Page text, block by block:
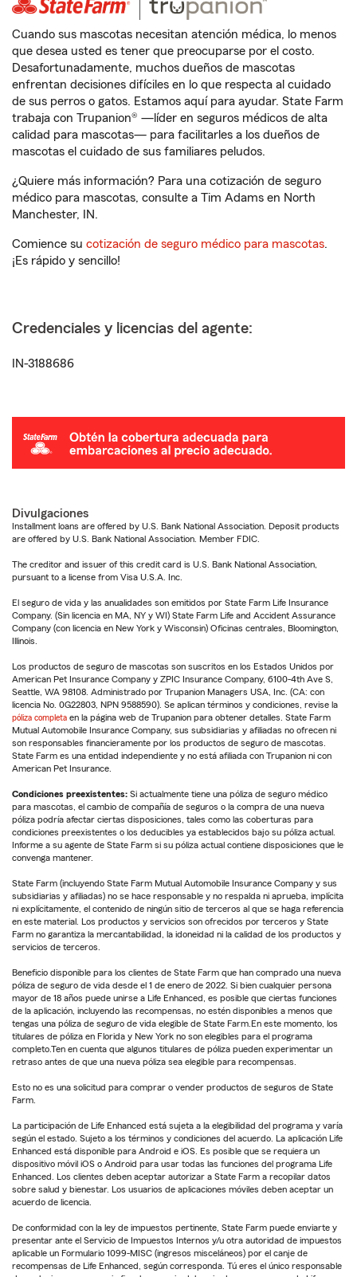
Cuando sus mascotas necesitan atención médica, lo menos
que desea usted es tener que preocuparse por el costo.
Desafortunadamente, muchos dueños de mascotas
enfrentan decisiones difíciles en lo que respecta al cuidado
de sus perros o gatos. Estamos aquí para ayudar. State Farm
trabaja con Trupanion® —líder en seguros médicos de alta
calidad para mascotas— para facilitarles a los dueños de
mascotas el cuidado de sus familiares peludos.
¿Quiere más información? Para una cotización de seguro
médico para mascotas, consulte a Tim Adams en North
Manchester, IN.
Comience su cotización de seguro médico para mascotas.
¡Es rápido y sencillo!
Credenciales y licencias del agente:
IN-3188686
Divulgaciones
Installment loans are offered by U.S. Bank National Association. Deposit products
are offered by U.S. Bank National Association. Member FDIC.
The creditor and issuer of this credit card is U.S. Bank National Association,
pursuant to a license from Visa U.S.A. Inc.
El seguro de vida y las anualidades son emitidos por State Farm Life Insurance
Company. (Sin licencia en MA, NY y WI) State Farm Life and Accident Assurance
Company (con licencia en New York y Wisconsin) Oficinas centrales, Bloomington,
Illinois.
Los productos de seguro de mascotas son suscritos en los Estados Unidos por
American Pet Insurance Company y ZPIC Insurance Company, 6100-4th Ave S,
Seattle, WA 98108. Administrado por Trupanion Managers USA, Inc. (CA: con
licencia No. 0G22803, NPN 9588590). Se aplican términos y condiciones, revise la
póliza completa en la página web de Trupanion para obtener detalles. State Farm
Mutual Automobile Insurance Company, sus subsidiarias y afiliadas no ofrecen ni
son responsables financieramente por los productos de seguro de mascotas.
State Farm es una entidad independiente y no está afiliada con Trupanion ni con
American Pet Insurance.
Condiciones preexistentes: Si actualmente tiene una póliza de seguro médico
para mascotas, el cambio de compañía de seguros o la compra de una nueva
póliza podría afectar ciertas disposiciones, tales como las coberturas para
condiciones preexistentes o los deducibles ya establecidos bajo su póliza actual.
Informe a su agente de State Farm si su póliza actual contiene disposiciones que le
convenga mantener.
State Farm (incluyendo State Farm Mutual Automobile Insurance Company y sus
subsidiarias y afiliadas) no se hace responsable y no respalda ni aprueba, implícita
ni explícitamente, el contenido de ningún sitio de terceros al que se haga referencia
en este material. Los productos y servicios son ofrecidos por terceros y State
Farm no garantiza la mercantabilidad, la idoneidad ni la calidad de los productos y
servicios de terceros.
Beneficio disponible para los clientes de State Farm que han comprado una nueva
póliza de seguro de vida desde el 1 de enero de 2022. Si bien cualquier persona
mayor de 18 años puede unirse a Life Enhanced, es posible que ciertas funciones
de la aplicación, incluyendo las recompensas, no estén disponibles a menos que
tengas una póliza de seguro de vida elegible de State Farm.En este momento, los
titulares de póliza en Florida y New York no son elegibles para el programa
completo.Ten en cuenta que algunos titulares de póliza pueden experimentar un
retraso antes de que una nueva póliza sea elegible para recompensas.
Esto no es una solicitud para comprar o vender productos de seguros de State
Farm.
La participación de Life Enhanced está sujeta a la elegibilidad del programa y varía
según el estado. Sujeto a los términos y condiciones del acuerdo. La aplicación Life
Enhanced está disponible para Android e iOS. Es posible que se requiera un
dispositivo móvil iOS o Android para usar todas las funciones del programa Life
Enhanced. Los clientes deben aceptar autorizar a State Farm a recopilar datos
sobre salud y bienestar. Los usuarios de aplicaciones móviles deben aceptar un
acuerdo de licencia.
De conformidad con la ley de impuestos pertinente, State Farm puede enviarte y
presentar ante el Servicio de Impuestos Internos y/u otra autoridad de impuestos
aplicable un Formulario 1099-MISC (ingresos misceláneos) por el canje de
recompensas de Life Enhanced, según corresponda. Tú eres el único responsable